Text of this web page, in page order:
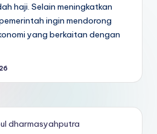
haji. Selain meningkatkan
ingin mendorong
yang berkaitan dengan
dharmasyahputra